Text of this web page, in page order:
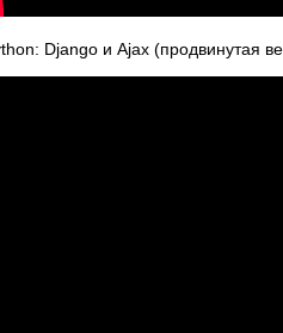
Django и Ajax (продвинутая